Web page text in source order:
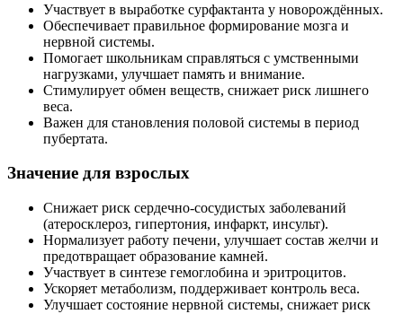
Участвует в выработке сурфактанта у новорождённых.
Обеспечивает правильное формирование мозга и
нервной системы.
Помогает школьникам справляться с умственными
нагрузками, улучшает память и внимание.
Стимулирует обмен веществ, снижает риск лишнего
веса.
Важен для становления половой системы в период
пубертата.
Значение для взрослых
Снижает риск сердечно-сосудистых заболеваний
(атеросклероз, гипертония, инфаркт, инсульт).
Нормализует работу печени, улучшает состав желчи и
предотвращает образование камней.
Участвует в синтезе гемоглобина и эритроцитов.
Ускоряет метаболизм, поддерживает контроль веса.
Улучшает состояние нервной системы, снижает риск